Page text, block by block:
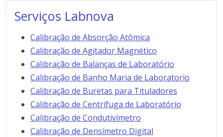
Serviços Labnova
Calibração de Absorção Atômica
Calibração de Agitador Magnético
Calibração de Balanças de Laboratório
Calibração de Banho Maria de Laboratorio
Calibração de Buretas para Tituladores
Calibração de Centrífuga de Laboratório
Calibração de Condutivímetro
Calibração de Densímetro Digital